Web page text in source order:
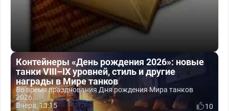
Контейнеры «День рождения 2026»: новые
танки VIII–IX уровней, стиль и другие
награды в Мире танков
Во время празднования Дня рождения Мира танков
2026...
Вчера, 13:15
10